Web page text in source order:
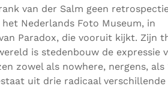
van der Salm geen
Nederlands Foto Museum, in
Paradox, die vooruit kijkt. Zijn
is stedenbouw de expressie
zowel als nowhere, nergens, als
uit drie radicaal verschillende